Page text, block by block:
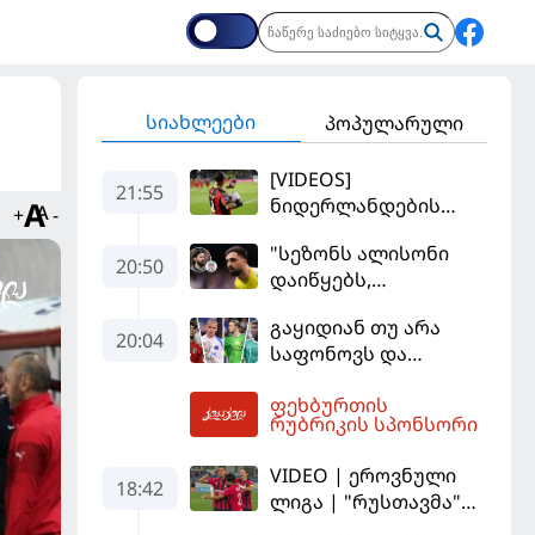
+ -
სიახლეები პოპულარული
21:55
[VIDEOS]
ნიდერლანდების
იეგოიანის გოლით
გაიხსნა - ის მატჩის
20:50
"სეზონს ალისონი
დაიწყებს,
შანსის
გამოსაყენებლად
სჭირდება,
რომელსაც 100%-ით
მიიღებს" - განაცხადა
"ლივერპულის"
ყოფილმა მეკარემ
20:04
გაყიდიან თუ არა
საფონოვს და
იქნება პსჟ-ს
ძირითადი მეკარე?
ფეხბურთის
რუბრიკის სპონსორი
18:42
VIDEO | ეროვნული
ლიგა | "რუსთავმა"